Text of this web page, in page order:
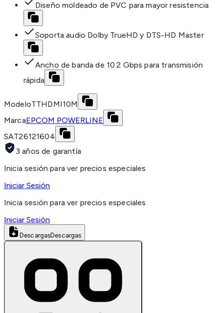
Diseño moldeado de PVC para mayor resistencia
Soporta audio Dolby TrueHD y DTS-HD Master
Ancho de banda de 10.2 Gbps para transmisión
rápida
ModeloTTHDMI10M
MarcaEPCOM POWERLINE
SAT26121604
3 años de garantía
Inicia sesión para ver precios especiales
Iniciar Sesión
Inicia sesión para ver precios especiales
Iniciar Sesión
DescargasDescargas